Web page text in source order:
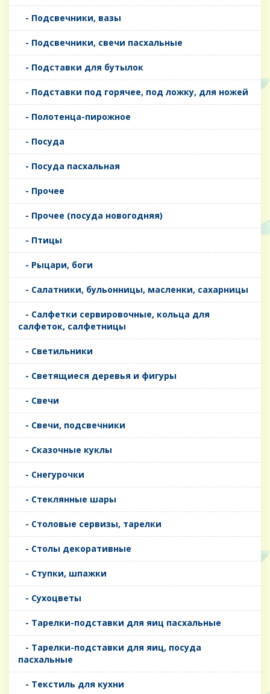
- Подсвечники, вазы
- Подсвечники, свечи пасхальные
- Подставки для бутылок
- Подставки под горячее, под ложку, для ножей
- Полотенца-пирожное
- Посуда
- Посуда пасхальная
- Прочее
- Прочее (посуда новогодняя)
- Птицы
- Рыцари, боги
- Салатники, бульонницы, масленки, сахарницы
- Салфетки сервировочные, кольца для
салфеток, салфетницы
- Светильники
- Светящиеся деревья и фигуры
- Свечи
- Свечи, подсвечники
- Сказочные куклы
- Снегурочки
- Стеклянные шары
- Столовые сервизы, тарелки
- Столы декоративные
- Ступки, шпажки
- Сухоцветы
- Тарелки-подставки для яиц пасхальные
- Тарелки-подставки для яиц, посуда
пасхальные
- Текстиль для кухни